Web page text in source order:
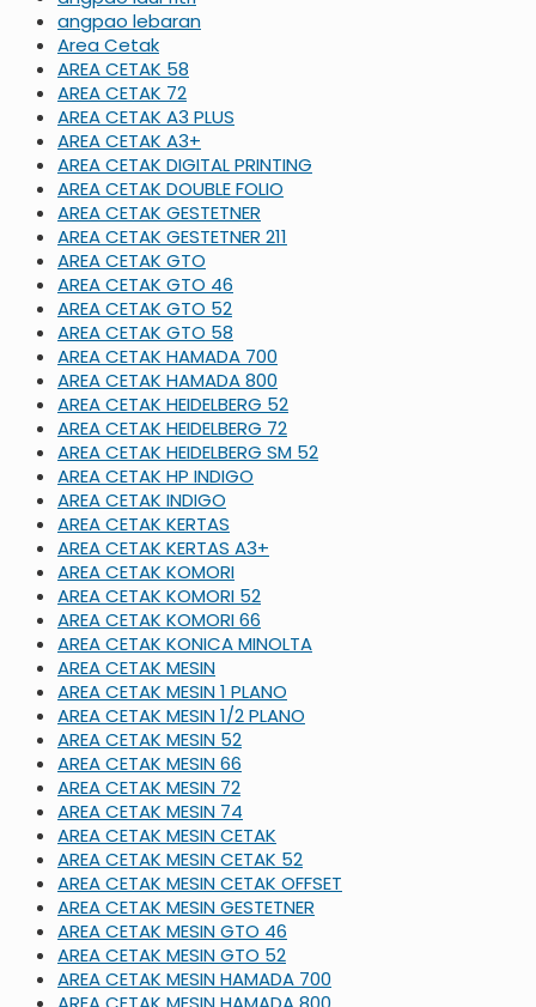
angpao lebaran
Area Cetak
AREA CETAK 58
AREA CETAK 72
AREA CETAK A3 PLUS
AREA CETAK A3+
AREA CETAK DIGITAL PRINTING
AREA CETAK DOUBLE FOLIO
AREA CETAK GESTETNER
AREA CETAK GESTETNER 211
AREA CETAK GTO
AREA CETAK GTO 46
AREA CETAK GTO 52
AREA CETAK GTO 58
AREA CETAK HAMADA 700
AREA CETAK HAMADA 800
AREA CETAK HEIDELBERG 52
AREA CETAK HEIDELBERG 72
AREA CETAK HEIDELBERG SM 52
AREA CETAK HP INDIGO
AREA CETAK INDIGO
AREA CETAK KERTAS
AREA CETAK KERTAS A3+
AREA CETAK KOMORI
AREA CETAK KOMORI 52
AREA CETAK KOMORI 66
AREA CETAK KONICA MINOLTA
AREA CETAK MESIN
AREA CETAK MESIN 1 PLANO
AREA CETAK MESIN 1/2 PLANO
AREA CETAK MESIN 52
AREA CETAK MESIN 66
AREA CETAK MESIN 72
AREA CETAK MESIN 74
AREA CETAK MESIN CETAK
AREA CETAK MESIN CETAK 52
AREA CETAK MESIN CETAK OFFSET
AREA CETAK MESIN GESTETNER
AREA CETAK MESIN GTO 46
AREA CETAK MESIN GTO 52
AREA CETAK MESIN HAMADA 700